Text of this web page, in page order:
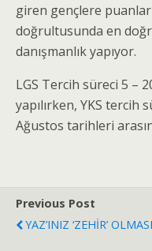
giren gençlere
doğrultusunda en
danışmanlık yapıyor.
LGS Tercih süreci 5 –
yapılırken, YKS tercih
Ağustos tarihleri
Previous Post
YAZ’INIZ ‘ZEHİR’